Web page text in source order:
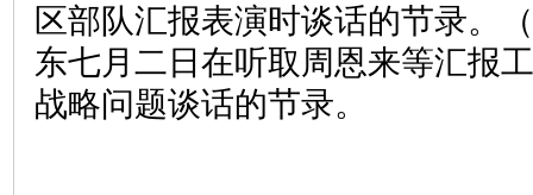
区部队汇报表演时谈话的节录。
东七月二日在听取周恩来等汇报
战略问题谈话的节录。